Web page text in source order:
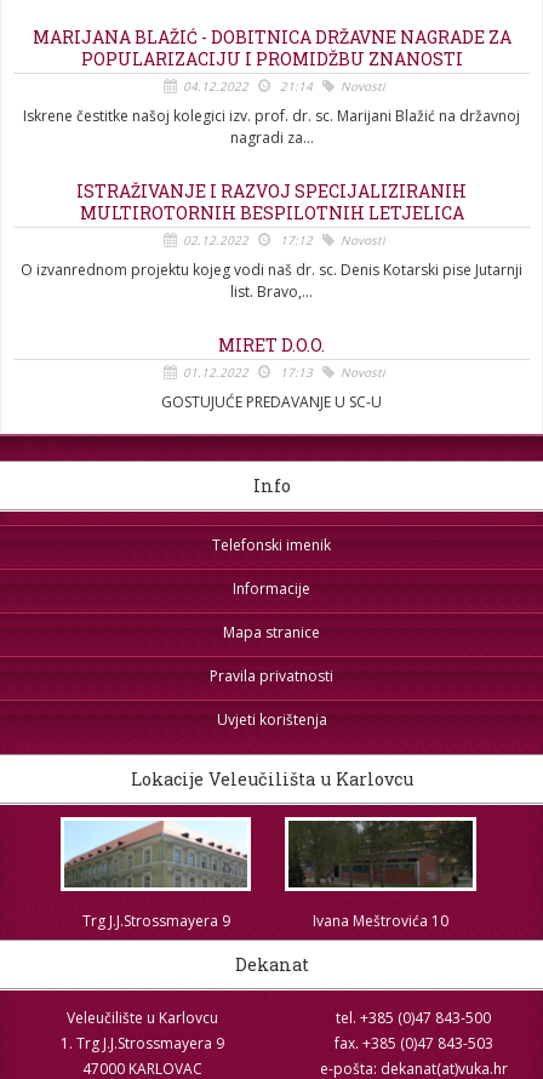
MARIJANA BLAŽIĆ - DOBITNICA DRŽAVNE NAGRADE ZA
POPULARIZACIJU I PROMIDŽBU ZNANOSTI
04.12.2022 21:14 Novosti
Iskrene čestitke našoj kolegici izv. prof. dr. sc. Marijani Blažić na državnoj
nagradi za...
ISTRAŽIVANJE I RAZVOJ SPECIJALIZIRANIH
MULTIROTORNIH BESPILOTNIH LETJELICA
02.12.2022 17:12 Novosti
O izvanrednom projektu kojeg vodi naš dr. sc. Denis Kotarski pise Jutarnji
list. Bravo,...
MIRET D.O.O.
01.12.2022 17:13 Novosti
GOSTUJUĆE PREDAVANJE U SC-U
Info
Telefonski imenik
Informacije
Mapa stranice
Pravila privatnosti
Uvjeti korištenja
Lokacije Veleučilišta u Karlovcu
Trg J.J.Strossmayera 9 Ivana Meštrovića 10
Dekanat
Veleučilište u Karlovcu
1. Trg J.J.Strossmayera 9
47000 KARLOVAC
tel. +385 (0)47 843-500
fax. +385 (0)47 843-503
e-pošta: dekanat(at)vuka.hr